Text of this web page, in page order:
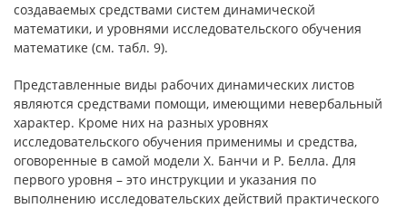
создаваемых средствами систем динамической
математики, и уровнями исследовательского обучения
математике (см. табл. 9).
Представленные виды рабочих динамических листов
являются средствами помощи, имеющими невербальный
характер. Кроме них на разных уровнях
исследовательского обучения применимы и средства,
оговоренные в самой модели Х. Банчи и Р. Белла. Для
первого уровня – это инструкции и указания по
выполнению исследовательских действий практического